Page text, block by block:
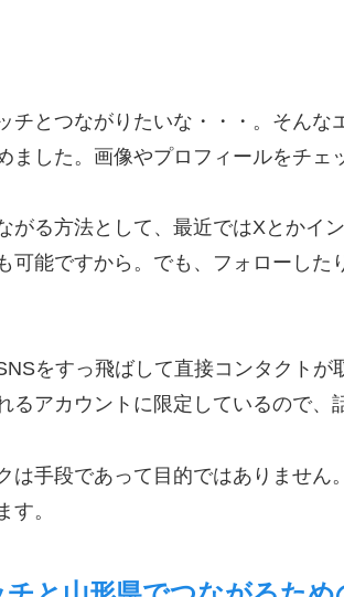
チとつながりたいな・・・。そん
ました。画像やプロフィールをチェ
がる方法として、最近ではXとかイ
可能ですから。でも、フォローし
をすっ飛ばして直接コンタクト
るアカウントに限定しているので、
は手段であって目的ではありませ
す。